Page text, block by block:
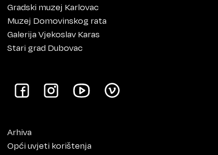
Gradski muzej Karlovac
Muzej Domovinskog rata
Galerija Vjekoslav Karas
Stari grad Dubovac
Arhiva
Opći uvjeti korištenja